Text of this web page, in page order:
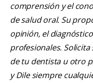
comprensión y el
de salud oral. Su
opinión, el
profesionales.
de tu dentista u otro
y Dile siempre